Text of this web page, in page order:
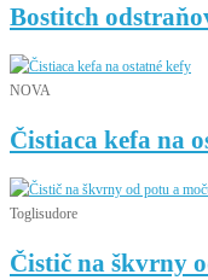
Bostitch
NOVA
Čistiaca kefa na
Toglisudore
Čistič na škvrny